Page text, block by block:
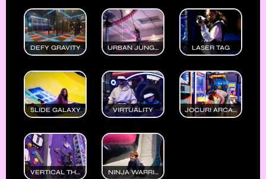
DEFY GRAVITY URBAN JUNGLE LASER TAG
SLIDE GALAXY VIRTUALITY JOCURI ARCADE
VERTICAL THRILLS NINJA WARRIOR